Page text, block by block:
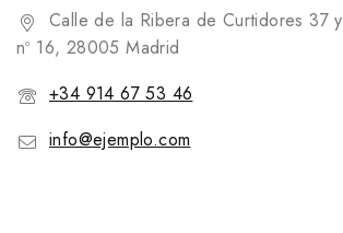
Tenazas
Hebillas de cabezada
Hebillas de cincha
Calle de la Ribera de Curtidores 37 y
nº 16, 28005 Madrid
+34 914 67 53 46
info@ejemplo.com